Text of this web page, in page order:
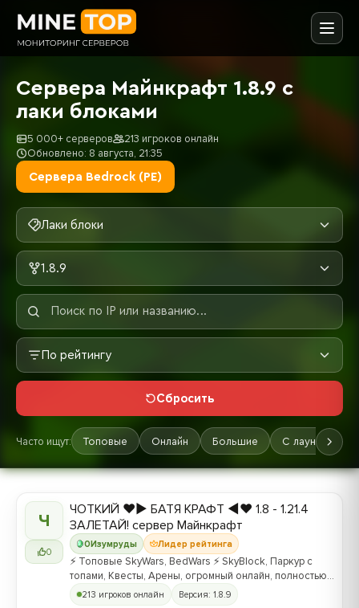
Сервера Майнкрафт 1.8.9 с
лаки блоками
5 000+ серверов
213 игроков онлайн
Обновлено: 8 августа, 21:35
Сервера Bedrock (PE)
Лаки блоки
1.8.9
По рейтингу
Сбросить
Часто ищут: Топовые Онлайн Большие С лаунчером
Ч
0
0Изумруды Лидер рейтинга
ЧОТКИЙ ❤️▶ БАТЯ КРАФТ ◀❤️ 1.8 - 1.21.4
ЗАЛЕТАЙ! сервер Майнкрафт
⚡ Топовые SkyWars, BedWars ⚡ SkyBlock, Паркур с
топами, Квесты, Арены, огромный онлайн, полностью
самописный сервер ⚡
213 игроков онлайн Версия: 1.8.9